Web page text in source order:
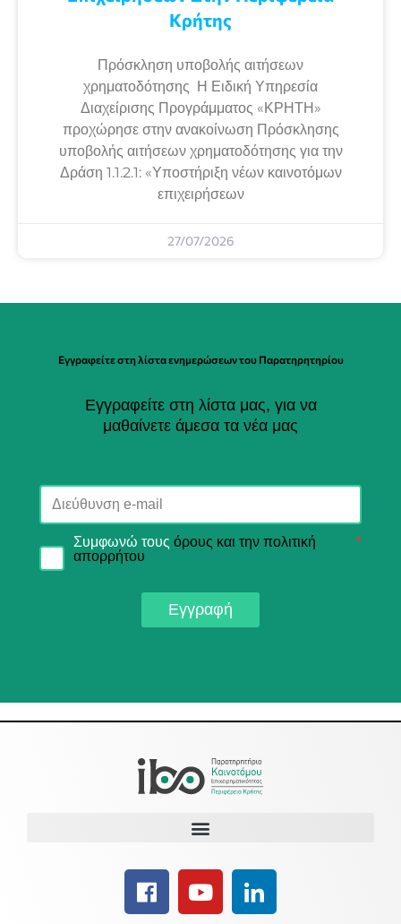
Κρήτης
Πρόσκληση υποβολής αιτήσεων
χρηματοδότησης Η Ειδική Υπηρεσία
Διαχείρισης Προγράμματος «ΚΡΗΤΗ»
προχώρησε στην ανακοίνωση Πρόσκλησης
υποβολής αιτήσεων χρηματοδότησης για την
Δράση 1.1.2.1: «Υποστήριξη νέων καινοτόμων
επιχειρήσεων
27/07/2026
Εγγραφείτε στη λίστα ενημερώσεων του Παρατηρητηρίου
Εγγραφείτε στη λίστα μας, για να
μαθαίνετε άμεσα τα νέα μας
Συμφωνώ τους όρους και την πολιτική
απορρήτου
*
Εγγραφή